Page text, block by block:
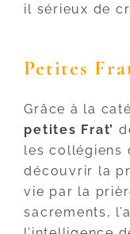
il sérieux de
Petites
Grâce à la
petites Frat’
les collégiens
découvrir la
vie par la
sacrements,